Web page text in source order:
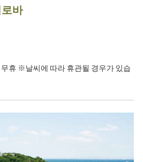
바
휴 ※날씨에 따라 휴관될 경우가 있습